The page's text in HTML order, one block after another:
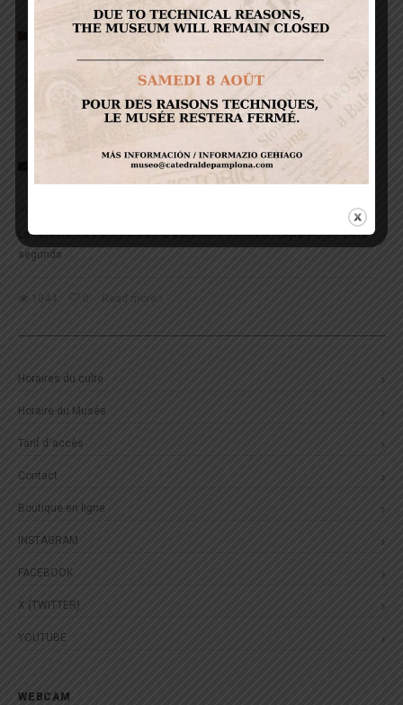
SEMANA SANTA – CATEDRAL DE PAMPLONA –
0 comments
Read more
ENTREVISTA A ESTELA CHOCARRO, AUTORA DE
“NADIE HA MUERTO EN LA CATEDRAL”
La Catedral de Pamplona es el escenario, junto con Leyre y Ujué, de la
segunda
1044 0 Read more
Horaires du culte
Horaire du Musée
Tarif d´accès
Contact
Boutique en ligne
INSTAGRAM
FACEBOOK
X (TWITTER)
YOUTUBE
WEBCAM